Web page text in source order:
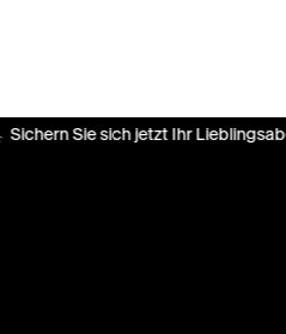
Sie sich jetzt Ihr Lieblingsabo!